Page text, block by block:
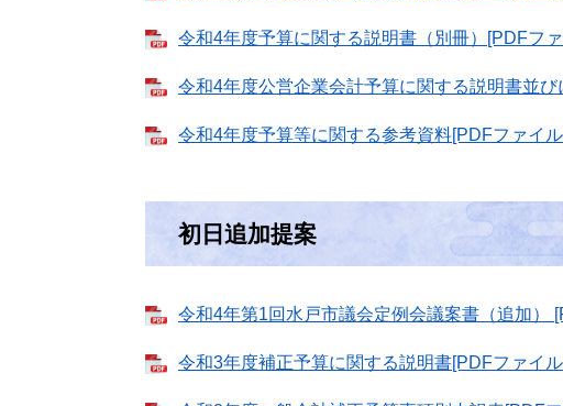
令和4年度予算に関する説明書（別冊）[PDFフ
令和4年度公営企業会計予算に関する説明書並
令和4年度予算等に関する参考資料[PDFファイ
初日追加提案
令和4年第1回水戸市議会定例会議案書（追加）
令和3年度補正予算に関する説明書[PDFファイ